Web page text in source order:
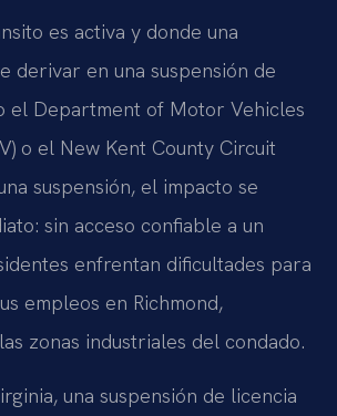
es activa y donde una
derivar en una suspensión de
el Department of Motor Vehicles
o el New Kent County Circuit
suspensión, el impacto se
sin acceso confiable a un
enfrentan dificultades para
empleos en Richmond,
zonas industriales del condado.
una suspensión de licencia